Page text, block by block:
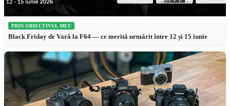
PRIN OBIECTIVUL MEU
Black Friday de Vară la F64 — ce merită urmărit între 12 și 15 iunie